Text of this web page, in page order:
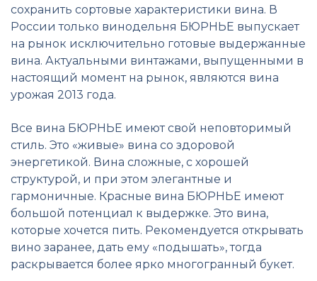
сохранить сортовые характеристики вина. В
России только винодельня БЮРНЬЕ выпускает
на рынок исключительно готовые выдержанные
вина. Актуальными винтажами, выпущенными в
настоящий момент на рынок, являются вина
урожая 2013 года.
Все вина БЮРНЬЕ имеют свой неповторимый
стиль. Это «живые» вина со здоровой
энергетикой. Вина сложные, с хорошей
структурой, и при этом элегантные и
гармоничные. Красные вина БЮРНЬЕ имеют
большой потенциал к выдержке. Это вина,
которые хочется пить. Рекомендуется открывать
вино заранее, дать ему «подышать», тогда
раскрывается более ярко многогранный букет.